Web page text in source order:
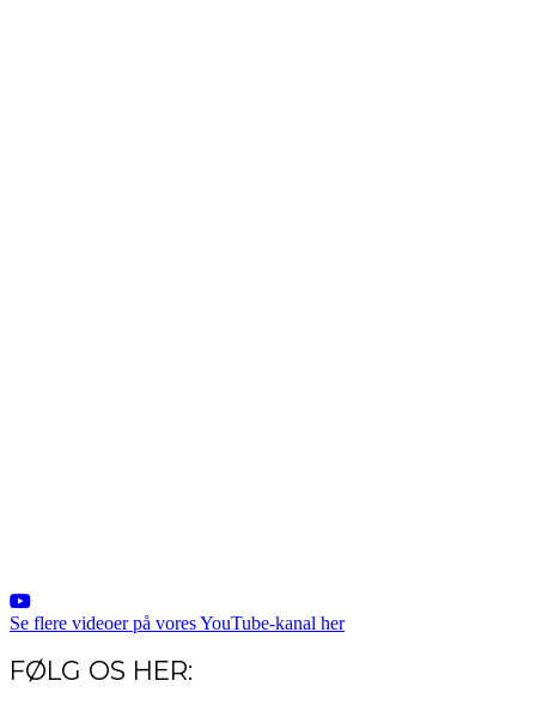
Se flere videoer på vores YouTube-kanal her
FØLG OS HER: